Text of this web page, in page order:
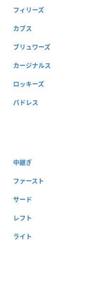
フィリーズ
カブス
ブリュワーズ
カージナルス
ロッキーズ
パドレス
中継ぎ
ファースト
サード
レフト
ライト